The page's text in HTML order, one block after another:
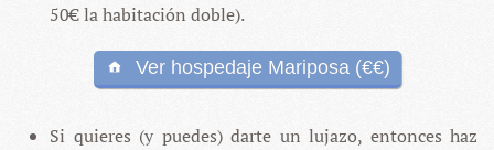
50€ la habitación doble).
Ver hospedaje Mariposa (€€)
Si quieres (y puedes) darte un lujazo, entonces haz